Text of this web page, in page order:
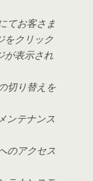
てお客さま
をクリック
が表示され
切り替えを
ンテナンス
のアクセス